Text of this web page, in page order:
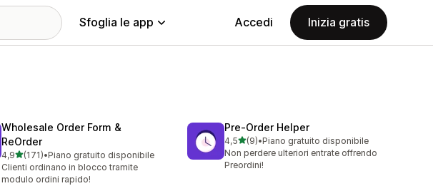
Sfoglia le app Accedi Inizia gratis
Wholesale Order Form &
ReOrder
4,9stelle su 5
(171)
171 recensioni totali
•Piano gratuito disponibile
Clienti ordinano in blocco tramite
modulo ordini rapido!
Pre‑Order Helper
4,5stelle su 5
(9)
9 recensioni totali
•Piano gratuito disponibile
Non perdere ulteriori entrate offrendo
Preordini!